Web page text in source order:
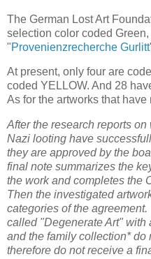
The German Lost Art
selection color coded
"Provenienzrecherche Gurlitt
At present, only four are
coded YELLOW. And 28
As for the artworks that
After the research reports
Nazi looting have
they are approved by the
final note summarizes the
the work and completes the
Then the investigated
categories of the
called "Degenerate Art"
and the family collection* do
therefore do not receive a